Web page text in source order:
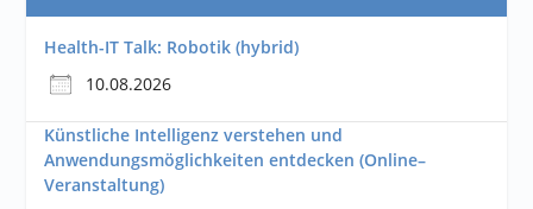
Health-IT Talk: Robotik (hybrid)
10.08.2026
Künstliche Intelligenz verstehen und
Anwendungsmöglichkeiten entdecken (Online–
Veranstaltung)